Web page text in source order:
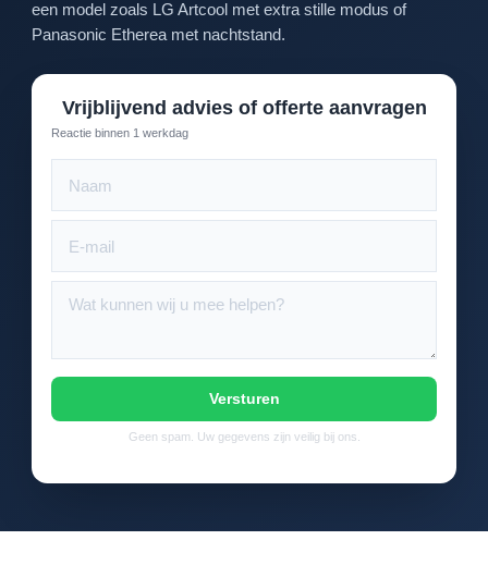
een model zoals LG Artcool met extra stille modus of
Panasonic Etherea met nachtstand.
Vrijblijvend advies of offerte aanvragen
Reactie binnen 1 werkdag
Versturen
Geen spam. Uw gegevens zijn veilig bij ons.